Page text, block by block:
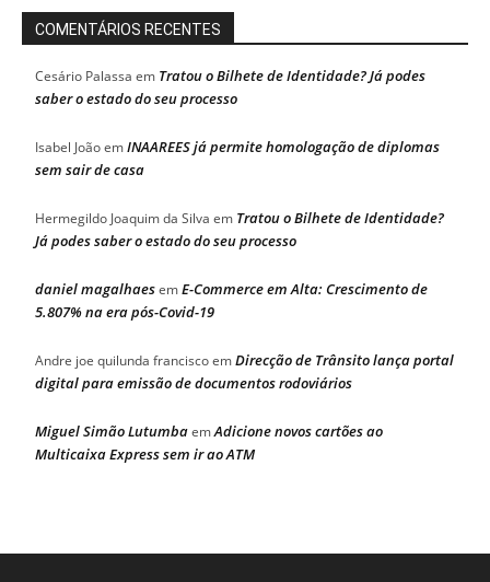
COMENTÁRIOS RECENTES
Cesário Palassa em Tratou o Bilhete de Identidade? Já podes
saber o estado do seu processo
Isabel JoãoemINAAREES já permite homologação de diplomas
sem sair de casa
Hermegildo Joaquim da Silva em Tratou o Bilhete de Identidade?
Já podes saber o estado do seu processo
daniel magalhaesemE-Commerce em Alta: Crescimento de
5.807% na era pós-Covid-19
Andre joe quilunda franciscoemDirecção de Trânsito lança portal
digital para emissão de documentos rodoviários
Miguel Simão LutumbaemAdicione novos cartões ao
Multicaixa Express sem ir ao ATM